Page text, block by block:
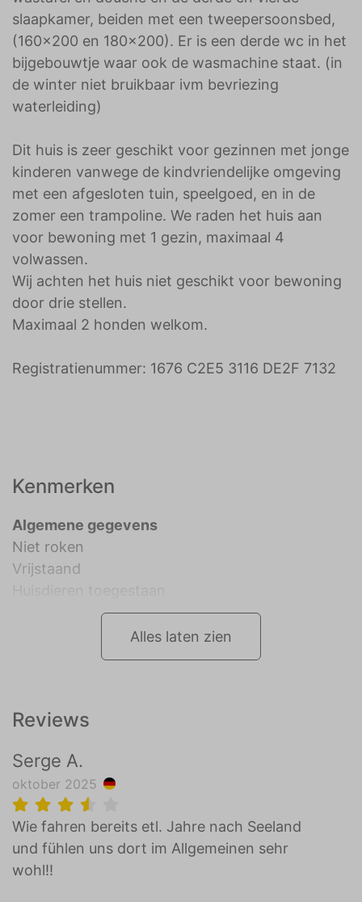
slaapkamer, beiden met een tweepersoonsbed,
(160x200 en 180x200). Er is een derde wc in het
bijgebouwtje waar ook de wasmachine staat. (in
de winter niet bruikbaar ivm bevriezing
waterleiding)
Dit huis is zeer geschikt voor gezinnen met jonge
kinderen vanwege de kindvriendelijke omgeving
met een afgesloten tuin, speelgoed, en in de
zomer een trampoline. We raden het huis aan
voor bewoning met 1 gezin, maximaal 4
volwassen.
Wij achten het huis niet geschikt voor bewoning
door drie stellen.
Maximaal 2 honden welkom.
Registratienummer: 1676 C2E5 3116 DE2F 7132
Kenmerken
Algemene gegevens
Niet roken
Vrijstaand
Alles laten zien
Reviews
Serge A.
oktober 2025
Wie fahren bereits etl. Jahre nach Seeland
und fühlen uns dort im Allgemeinen sehr
wohl!!